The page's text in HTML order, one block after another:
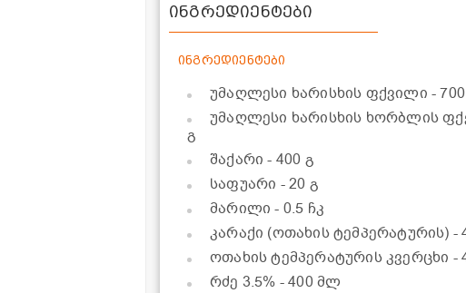
ინგრედიენტები
ინგრედიენტები
უმაღლესი ხარისხის ფქვილი -
უმაღლესი ხარისხის ხორბლის
გ
შაქარი- 400 გ
საფუარი - 20 გ
მარილი- 0.5 ჩკ
კარაქი (ოთახის ტემპერატურის) -
ოთახის ტემპერატურის კვერცხი -
რძე 3.5% - 400 მლ